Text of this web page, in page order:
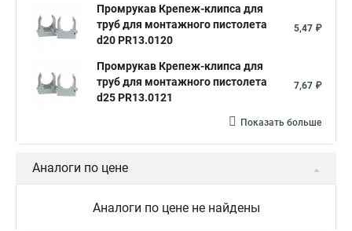
Промрукав Крепеж-клипса для
труб для монтажного пистолета
d20 PR13.0120
5,47 ₽
Промрукав Крепеж-клипса для
труб для монтажного пистолета
d25 PR13.0121
7,67 ₽
Показать больше
Аналоги по цене
Аналоги по цене не найдены